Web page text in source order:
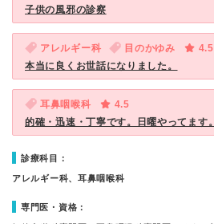
子供の風邪の診察
アレルギー科 目のかゆみ
4.5
本当に良くお世話になりました。
耳鼻咽喉科
4.5
的確・迅速・丁寧です。日曜やってます。
診療科目：
アレルギー科、耳鼻咽喉科
専門医・資格：